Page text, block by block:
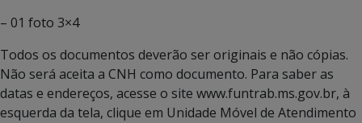
– 01 foto 3×4
Todos os documentos deverão ser originais e não cópias.
Não será aceita a CNH como documento. Para saber as
datas e endereços, acesse o site www.funtrab.ms.gov.br, à
esquerda da tela, clique em Unidade Móvel de Atendimento